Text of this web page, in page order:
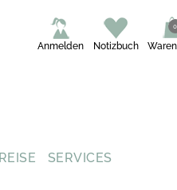
0
Notizbuch
Anmelden
REISE SERVICES